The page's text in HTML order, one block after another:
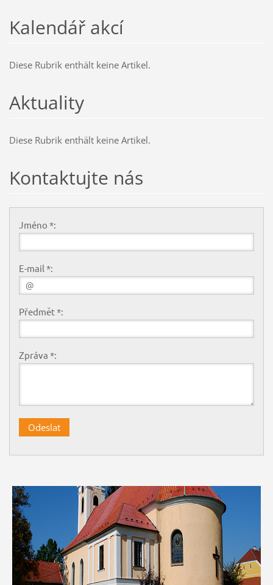
Kalendář akcí
Diese Rubrik enthält keine Artikel.
Aktuality
Diese Rubrik enthält keine Artikel.
Kontaktujte nás
Jméno *:
E-mail *:
Předmět *:
Zpráva *: